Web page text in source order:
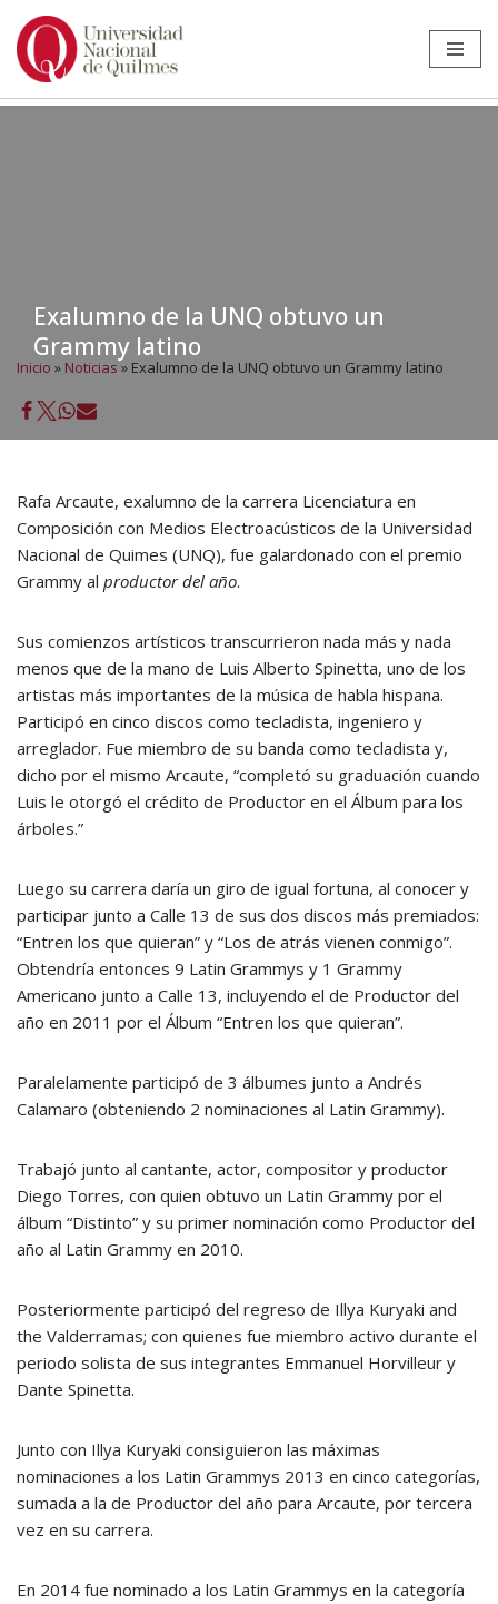
Ir
Exalumno de la UNQ obtuvo un
Grammy latino
Inicio » Noticias » Exalumno de la UNQ obtuvo un Grammy latino
Rafa Arcaute, exalumno de la carrera Licenciatura en
Composición con Medios Electroacústicos de la Universidad
Nacional de Quimes (UNQ), fue galardonado con el premio
Grammy al productor del año.
Sus comienzos artísticos transcurrieron nada más y nada
menos que de la mano de Luis Alberto Spinetta, uno de los
artistas más importantes de la música de habla hispana.
Participó en cinco discos como tecladista, ingeniero y
arreglador. Fue miembro de su banda como tecladista y,
dicho por el mismo Arcaute, “completó su graduación cuando
Luis le otorgó el crédito de Productor en el Álbum para los
árboles.”
Luego su carrera daría un giro de igual fortuna, al conocer y
participar junto a Calle 13 de sus dos discos más premiados:
“Entren los que quieran” y “Los de atrás vienen conmigo”.
Obtendría entonces 9 Latin Grammys y 1 Grammy
Americano junto a Calle 13, incluyendo el de Productor del
año en 2011 por el Álbum “Entren los que quieran”.
Paralelamente participó de 3 álbumes junto a Andrés
Calamaro (obteniendo 2 nominaciones al Latin Grammy).
Trabajó junto al cantante, actor, compositor y productor
Diego Torres, con quien obtuvo un Latin Grammy por el
álbum “Distinto” y su primer nominación como Productor del
año al Latin Grammy en 2010.
Posteriormente participó del regreso de Illya Kuryaki and
the Valderramas; con quienes fue miembro activo durante el
periodo solista de sus integrantes Emmanuel Horvilleur y
Dante Spinetta.
Junto con Illya Kuryaki consiguieron las máximas
nominaciones a los Latin Grammys 2013 en cinco categorías,
sumada a la de Productor del año para Arcaute, por tercera
vez en su carrera.
En 2014 fue nominado a los Latin Grammys en la categoría